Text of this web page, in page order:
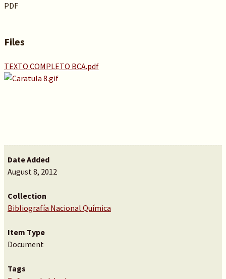
PDF
Files
TEXTO COMPLETO BCA.pdf
Date Added
August 8, 2012
Collection
Bibliografía Nacional Química
Item Type
Document
Tags